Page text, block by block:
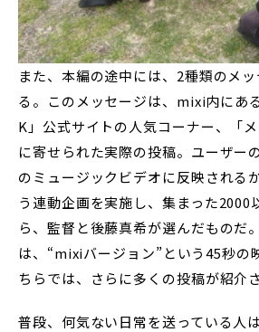
また、本編の途中には、2種類のメ
る。このメッセージは、mixi内にあ
K」公式サイトの人気コーナー、「メ
に寄せられた実際の投稿。ユーザー
のミュージックビデオに反映される
う連動企画を実施し、集まった2000
ら、監督と後藤真希が選んだものだ
は、“mixiバージョン”という45秒の
ちらでは、さらに多くの投稿が紹介
普段、何気ない日常を送っている人